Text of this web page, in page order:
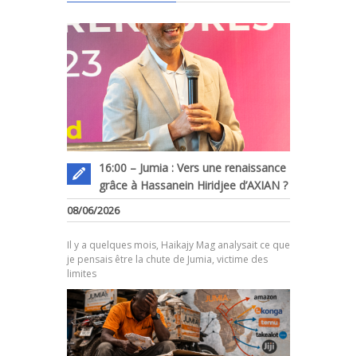
16:00 – Jumia : Vers une renaissance
grâce à Hassanein Hiridjee d’AXIAN ?
08/06/2026
Il y a quelques mois, Haikajy Mag analysait ce que
je pensais être la chute de Jumia, victime des
limites